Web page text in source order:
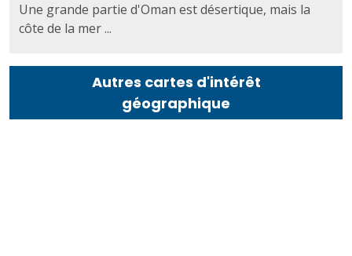
Une grande partie d'Oman est désertique, mais la
côte de la mer ...
Autres cartes d'intérêt
géographique